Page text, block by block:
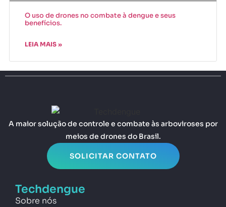
O uso de drones no combate à dengue e seus
benefícios.
LEIA MAIS »
A maior solução de controle e combate às arboviroses por
meios de drones do Brasil.
SOLICITAR CONTATO
Techdengue
Sobre nós